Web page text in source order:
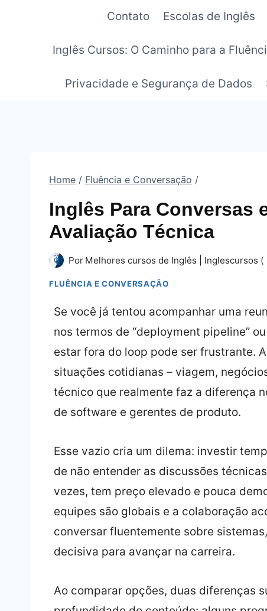
Contato Escolas de Inglês
Inglês Cursos: O Caminho para a
Privacidade e Segurança de Dados
Home / Fluência e Conversação /
Inglês Para Conversas
Avaliação Técnica
Por Melhores cursos de Inglês | Inglescursos (
FLUÊNCIA E CONVERSAÇÃO
Se você já tentou acompanhar uma
nos termos de “deployment pipeline”
estar fora do loop pode ser frustrante.
situações cotidianas – viagem,
técnico que realmente faz a diferença
de software e gerentes de produto.
Esse vazio cria um dilema: investir
de não entender as discussões
vezes, tem preço elevado e pouca
equipes são globais e a colaboração
conversar fluentemente sobre
decisiva para avançar na carreira.
Ao comparar opções, duas diferenças